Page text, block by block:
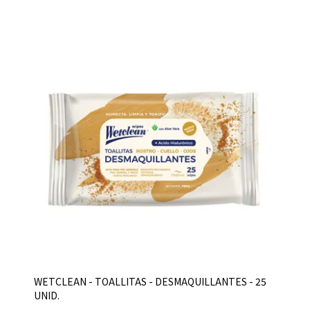
WETCLEAN - TOALLITAS - DESMAQUILLANTES - 25
UNID.